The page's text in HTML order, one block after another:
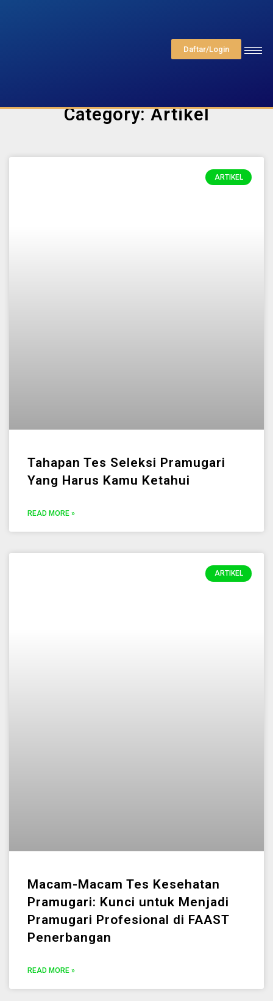
Daftar/Login
Category: Artikel
ARTIKEL
Tahapan Tes Seleksi Pramugari
Yang Harus Kamu Ketahui
READ MORE »
ARTIKEL
Macam-Macam Tes Kesehatan
Pramugari: Kunci untuk Menjadi
Pramugari Profesional di FAAST
Penerbangan
READ MORE »